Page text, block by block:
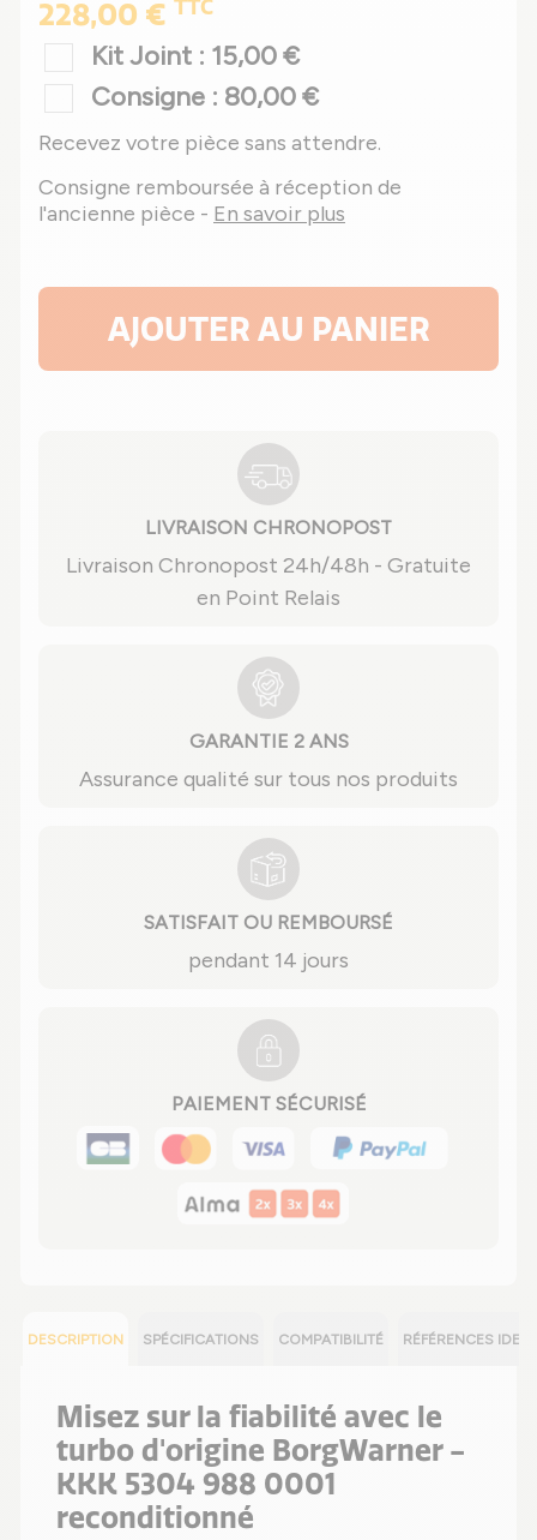
228,00 € TTC
Kit Joint : 15,00 €
Consigne : 80,00 €
Recevez votre pièce sans attendre.
Consigne remboursée à réception de
l'ancienne pièce - En savoir plus
AJOUTER AU PANIER
LIVRAISON CHRONOPOST
Livraison Chronopost 24h/48h - Gratuite
en Point Relais
GARANTIE 2 ANS
Assurance qualité sur tous nos produits
SATISFAIT OU REMBOURSÉ
pendant 14 jours
PAIEMENT SÉCURISÉ
DESCRIPTION SPÉCIFICATIONS COMPATIBILITÉ RÉFÉRENCES
Misez sur la fiabilité avec le
turbo d'origine BorgWarner -
KKK 5304 988 0001
reconditionné